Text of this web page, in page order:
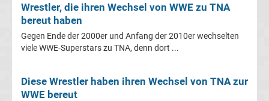
Erg.
Bundesliga
Wrestler, die ihren Wechsel von WWE zu TNA
bereut haben
Gegen Ende der 2000er und Anfang der 2010er wechselten
viele WWE-Superstars zu TNA, denn dort ...
Diese Wrestler haben ihren Wechsel von TNA zur
WWE bereut